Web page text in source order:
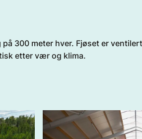
300 meter hver. Fjøset er
etter vær og klima.